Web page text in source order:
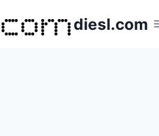
diesl.com